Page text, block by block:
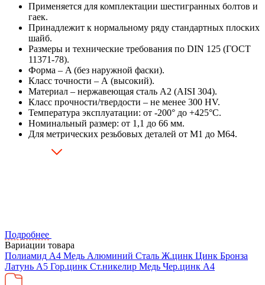
Применяется для комплектации шестигранных болтов и
гаек.
Принадлежит к нормальному ряду стандартных плоских
шайб.
Размеры и технические требования по DIN 125 (ГОСТ
11371-78).
Форма – A (без наружной фаски).
Класс точности – А (высокий).
Материал – нержавеющая сталь А2 (AISI 304).
Класс прочности/твердости – не менее 300 HV.
Температура эксплуатации: от -200° до +425°C.
Номинальный размер: от 1,1 до 66 мм.
Для метрических резьбовых деталей от М1 до М64.
Подробнее
Вариации товара
Полиамид А4 Медь Алюминий Сталь Ж.цинк Цинк Бронза
Латунь А5 Гор.цинк Ст.никелир Медь Чер.цинк А4